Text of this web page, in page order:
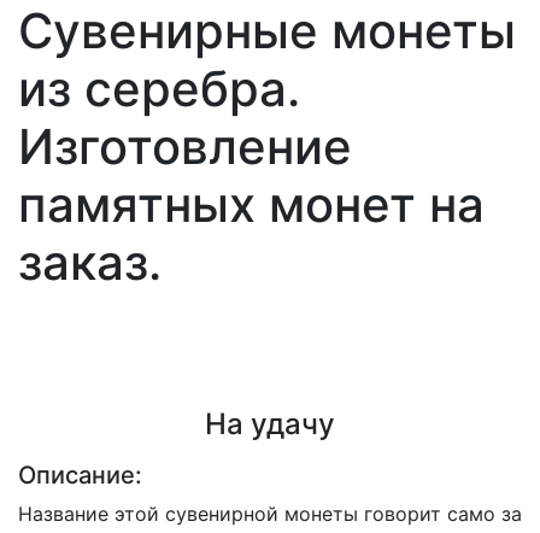
Сувенирные монеты
из серебра.
Изготовление
памятных монет на
заказ.
На удачу
Описание:
Название этой сувенирной монеты говорит само за